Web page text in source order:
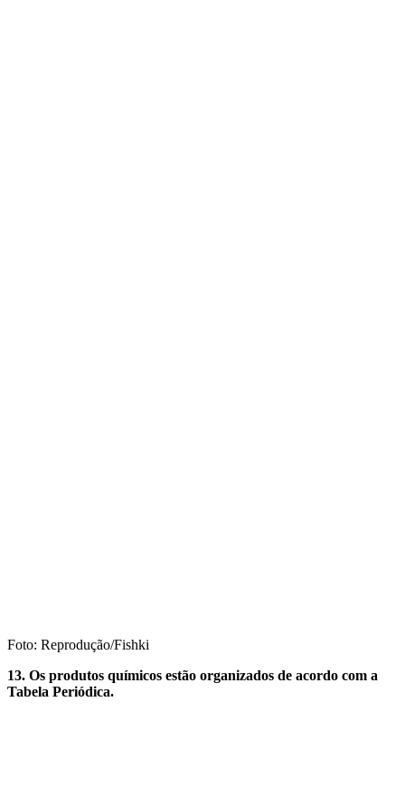
Foto: Reprodução/Fishki
13. Os produtos químicos estão organizados de acordo com a
Tabela Periódica.